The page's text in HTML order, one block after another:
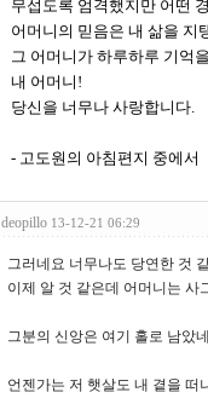
무섭도록 엄격했지만 어떤
어머니의 믿음은 내 삶을 지
그 어머니가 하루하루 기억
내 어머니!
당신을 너무나 사랑합니다.
- 고도원의 아침편지 중에서
deopillo 13-12-21 06:29
그러네요 너무나도 당연한 것
이제 알 것 같은데 어머니는 사
그분의 신앙은 여기 홀로 남았
언젠가는 저 햇살도 내 곁을 떠